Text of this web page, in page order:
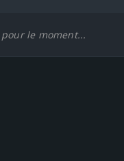
le moment...